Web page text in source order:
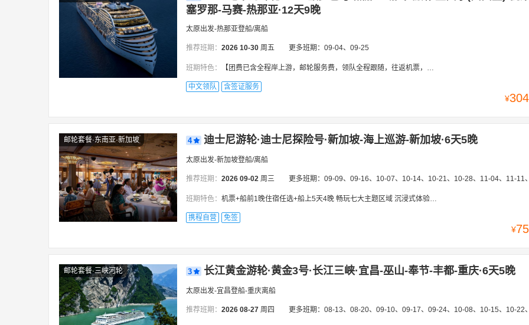
塞罗那-马赛-热那亚·12天9晚
太原出发-热那亚登船/离船
推荐班期： 2026 10-30 周五 更多班期： 09-04、09-25
班期特色： 【团费已含全程岸上游，邮轮服务费，领队全程跟随，往返机票，岸上餐食】米兰，热那亚，那不勒斯（庞贝古城），梅西纳（陶尔米纳），瓦莱塔，巴塞罗那，马赛，卢加诺
中文领队 含签证服务
¥
邮轮套餐·东南亚·新加坡 4 迪士尼游轮·迪士尼探险号·新加坡-海上巡游-新加坡·6天5晚
太原出发-新加坡登船/离船
推荐班期： 2026 09-02 周三 更多班期： 09-09、09-16、10-07、10-14、10-21、10-28、11-04、11-11、11-18、11-25、12-02、12-09、
班期特色： 机票+船前1晚住宿任选+船上5天4晚 畅玩七大主题区域 沉浸式体验海上梦幻旅程
携程自营 免签
¥
邮轮套餐·三峡河轮 3 长江黄金游轮·黄金3号·长江三峡·宜昌-巫山-奉节-丰都-重庆·6天5晚
太原出发-宜昌登船-重庆离船
推荐班期： 2026 08-27 周四 更多班期： 08-13、08-20、09-10、09-17、09-24、10-08、10-15、10-22、10-29、11-05、11-12、11-19、11-26、12-03、12-10、